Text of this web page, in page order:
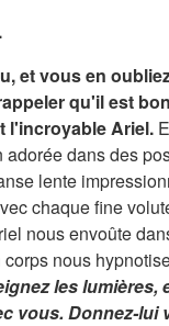
et vous en
qu'il est
l'incroyable Ariel.
dans des
lente
chaque fine
nous envoûte
nous
les
vous. Donnez-lui